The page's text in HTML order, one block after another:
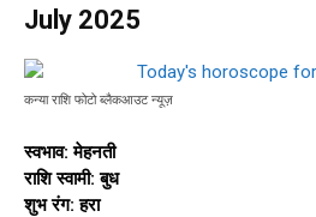
July 2025
कन्या राशि फोटो ब्लैकआउट न्यूज़
स्वभाव: मेहनती
राशि स्वामी: बुध
शुभ रंग: हरा